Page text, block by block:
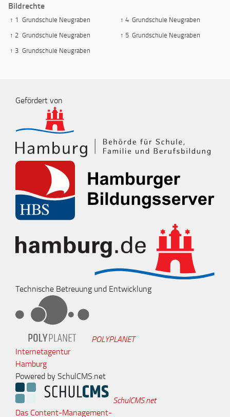
Bildrechte
↑ 1 Grundschule Neugraben
↑ 2 Grundschule Neugraben
↑ 3 Grundschule Neugraben
↑ 4 Grundschule Neugraben
↑ 5 Grundschule Neugraben
Gefördert von
Technische Betreuung und Entwicklung
POLYPLANET
Internetagentur
Hamburg
Powered by SchulCMS.net
SchulCMS.net
Das Content-Management-